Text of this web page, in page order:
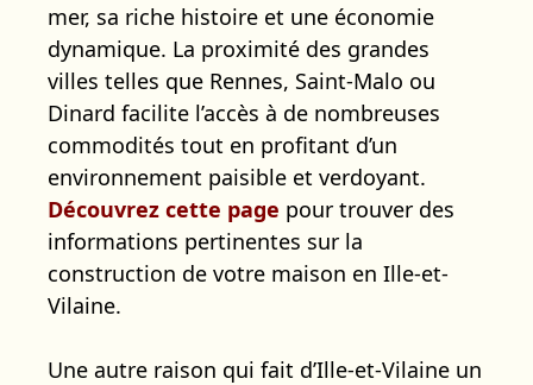
mer, sa riche histoire et une économie
dynamique. La proximité des grandes
villes telles que Rennes, Saint-Malo ou
Dinard facilite l’accès à de nombreuses
commodités tout en profitant d’un
environnement paisible et verdoyant.
Découvrez cette page pour trouver des
informations pertinentes sur la
construction de votre maison en Ille-et-
Vilaine.
Une autre raison qui fait d’Ille-et-Vilaine un